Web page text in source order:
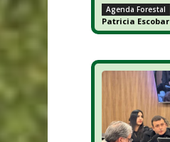
Agenda Forestal
Patricia Escobar